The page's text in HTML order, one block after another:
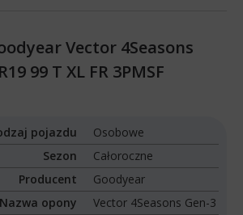
Vector 4Seasons
99 T XL FR 3PMSF
pojazdu
Osobowe
Sezon
Całoroczne
Producent
Goodyear
Nazwa opony
Vector 4Seasons Gen-3